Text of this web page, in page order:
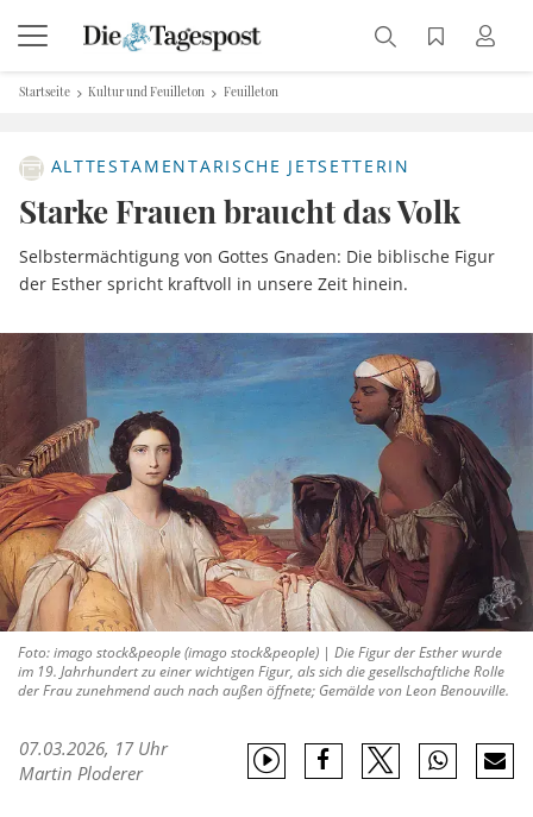
Startseite Kultur und Feuilleton Feuilleton
ALTTESTAMENTARISCHE JETSETTERIN
Starke Frauen braucht das Volk
Selbstermächtigung von Gottes Gnaden: Die biblische Figur
der Esther spricht kraftvoll in unsere Zeit hinein.
Foto: imago stock&people (imago stock&people) | Die Figur der Esther wurde
im 19. Jahrhundert zu einer wichtigen Figur, als sich die gesellschaftliche Rolle
der Frau zunehmend auch nach außen öffnete; Gemälde von Leon Benouville.
07.03.2026, 17 Uhr
Martin Ploderer